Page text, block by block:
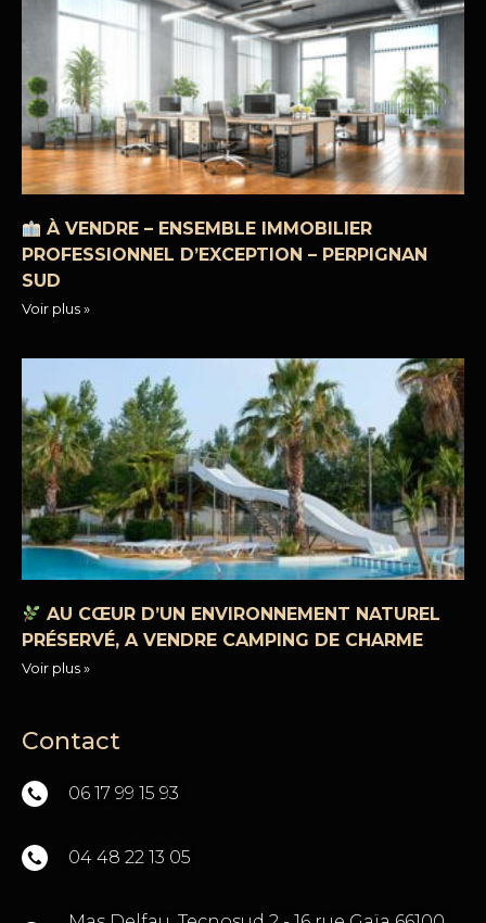
À VENDRE – ENSEMBLE IMMOBILIER
PROFESSIONNEL D’EXCEPTION – PERPIGNAN
SUD
Voir plus »
AU CŒUR D’UN ENVIRONNEMENT NATUREL
PRÉSERVÉ, A VENDRE CAMPING DE CHARME
Voir plus »
Contact
06 17 99 15 93
04 48 22 13 05